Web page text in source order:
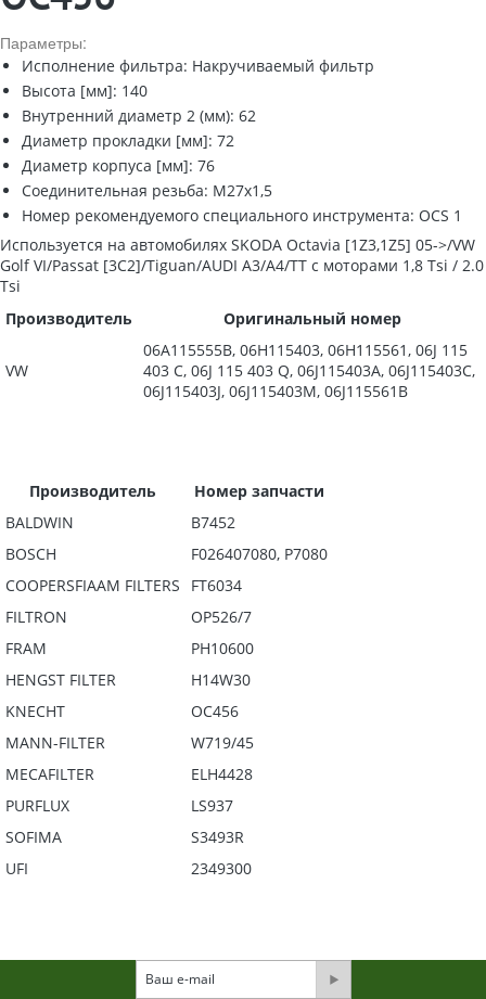
Параметры:
Исполнение фильтра: Накручиваемый фильтр
Высота [мм]: 140
Внутренний диаметр 2 (мм): 62
Диаметр прокладки [мм]: 72
Диаметр корпуса [мм]: 76
Соединительная резьба: M27x1,5
Номер рекомендуемого специального инструмента: OCS 1
Используется на автомобилях SKODA Octavia [1Z3,1Z5] 05->/VW
Golf VI/Passat [3C2]/Tiguan/AUDI A3/A4/TT с моторами 1,8 Tsi / 2.0
Tsi
Производитель
Оригинальный номер
VW
06A115555B, 06H115403, 06H115561, 06J 115
403 C, 06J 115 403 Q, 06J115403A, 06J115403C,
06J115403J, 06J115403M, 06J115561B
Производитель
Номер запчасти
BALDWIN
B7452
BOSCH
F026407080, P7080
COOPERSFIAAM FILTERS
FT6034
FILTRON
OP526/7
FRAM
PH10600
HENGST FILTER
H14W30
KNECHT
OC456
MANN-FILTER
W719/45
MECAFILTER
ELH4428
PURFLUX
LS937
SOFIMA
S3493R
UFI
2349300